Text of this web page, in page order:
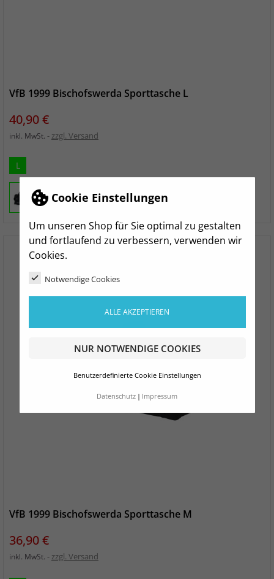
Cookie Einstellungen
Um unseren Shop für Sie optimal zu gestalten
und fortlaufend zu verbessern, verwenden wir
Cookies.
Notwendige Cookies
ALLE AKZEPTIEREN
NUR NOTWENDIGE COOKIES
Benutzerdefinierte Cookie Einstellungen
Datenschutz Impressum
VfB 1999 Bischofswerda Sporttasche L
Preis
40,90 €
inkl. MwSt. zzgl. Versand
L
VfB 1999 Bischofswerda Sporttasche M
Preis
36,90 €
inkl. MwSt. zzgl. Versand